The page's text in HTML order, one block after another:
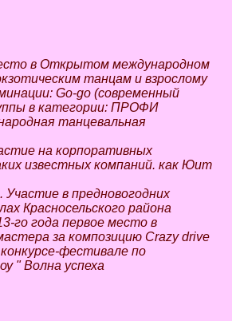
в Открытом международном
танцам и взрослому
Go-go (современный
в категории: ПРОФИ
танцевальная
на корпоративных
известных компаний. как Юит
Участие в предновогодних
Красносельского района
го года первое место в
за композицию Crazy drive
фестивале по
" Волна успеха